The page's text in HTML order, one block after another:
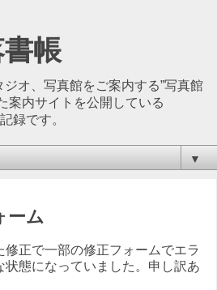
帳
オ、写真館をご案内する”写真館
案内サイトを公開している
録です。
▼
ーム
正で一部の修正フォームでエラ
状態になっていました。申し訳あ